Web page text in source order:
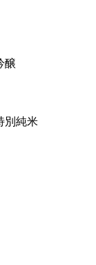
醸
別純米